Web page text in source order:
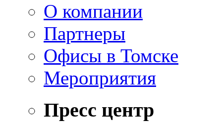
О компании
Партнеры
Офисы в Томске
Мероприятия
Пресс центр